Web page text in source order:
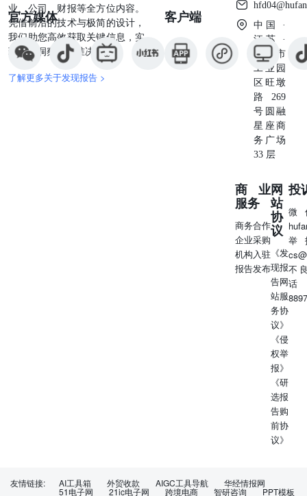
业、公司、财报等全方位内容。
凭借前沿的技术与极简的设计，
我们助您高效获取关键信息，实
现深度洞察与精准决策。
了解更多关于发现报告 >
官方媒体 客户端
中国 ·
江苏 ·
苏州市
工业园
区旺墩
路269
号圆融
星座商
务广场
33 层
商业
服务
商务合作
企业采购
机构入驻
报告发布
网
站
协
议
《发
现报
告网
站服
务协
议》
《侵
权举
报》
《研
选报
告购
前协
议》
投
微
举
不
友情链接: AI工具箱 外贸收款 AIGC工具导航 华经情报网
51电子网 21ic电子网 跨境电商 智研咨询 PPT模板